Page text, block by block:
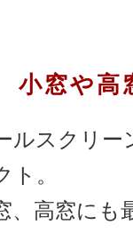
窓や高
ルスクリー
ト。
、高窓にも